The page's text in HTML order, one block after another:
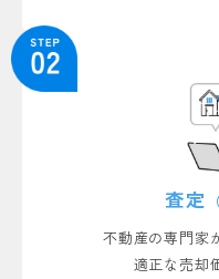
土地
狭山市笹井3丁目
川越市大塚6丁目
狭山市北入曽の中
査定
不動産の専門家
適正な売却